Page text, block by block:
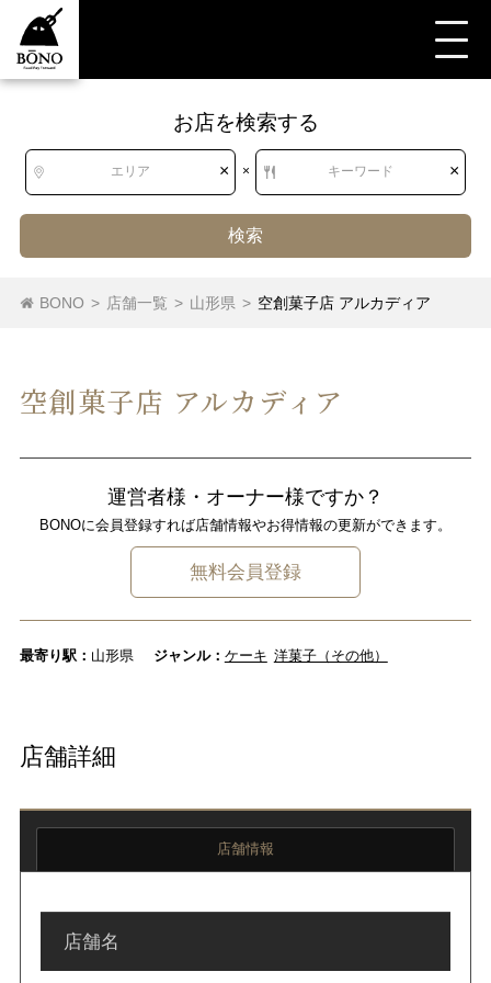
お店を検索する
エリア × × キーワード ×
検索
BONO > 店舗一覧 > 山形県 > 空創菓子店 アルカディア
空創菓子店 アルカディア
運営者様・オーナー様ですか？
BONOに会員登録すれば店舗情報やお得情報の更新ができます。
無料会員登録
最寄り駅： 山形県 ジャンル： ケーキ 洋菓子（その他）
店舗詳細
店舗情報
店舗名